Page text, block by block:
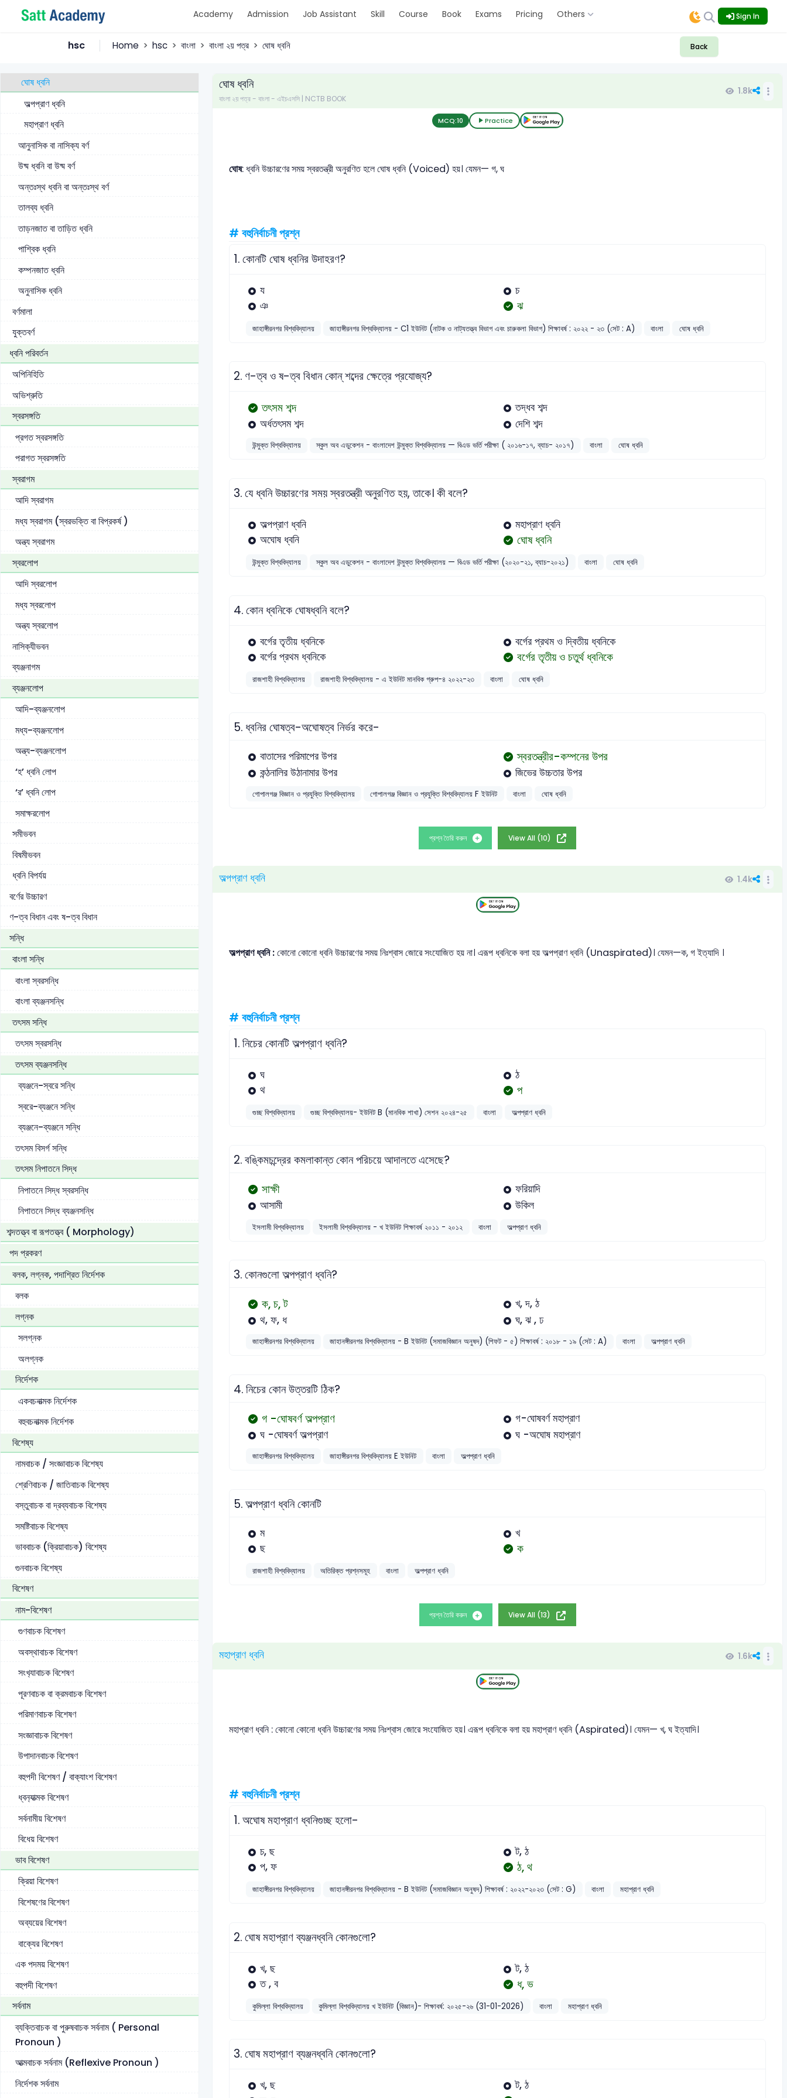
Academy Admission Job Assistant Skill Course Book Exams Pricing Others Sign In
hsc Home hsc বাংলা বাংলা ২য় পত্র ঘোষ ধ্বনি Back
ত – বর্গীয় ধ্বনি
ঘোষ ধ্বনি
অল্পপ্রাণ ধ্বনি
মহাপ্রাণ ধ্বনি
আনুনাসিক বা নাসিক্য বর্ণ
উষ্ম ধ্বনি বা উষ্ম বর্ণ
অন্তঃস্থ ধ্বনি বা অন্তঃস্থ বর্ণ
তালব্য ধ্বনি
তাড়নজাত বা তাড়িত ধ্বনি
পাশ্বিক ধ্বনি
কম্পনজাত ধ্বনি
অনুনাসিক ধ্বনি
বর্ণমালা
যুক্তবর্ণ
ধ্বনি পরিবর্তন
অপিনিহিতি
অভিশ্রুতি
স্বরসঙ্গতি
প্রগত স্বরসঙ্গতি
পরাগত স্বরসঙ্গতি
স্বরাগম
আদি স্বরাগম
মধ্য স্বরাগম (স্বরভক্তি বা বিপ্রকর্ষ )
অন্ত্য স্বরাগম
স্বরলোপ
আদি স্বরলোপ
মধ্য স্বরলোপ
অন্ত্য স্বরলোপ
নাসিক্যীভবন
ব্যঞ্জনাগম
ব্যঞ্জনলোপ
আদি-ব্যঞ্জনলোপ
মধ্য-ব্যঞ্জনলোপ
অন্ত্য-ব্যঞ্জনলোপ
‘হ’ ধ্বনি লোপ
‘র’ ধ্বনি লোপ
সমাক্ষরলোপ
সমীভবন
বিষমীভবন
ধ্বনি বিপর্যয়
বর্ণের উচ্চারণ
ণ-ত্ব বিধান এবং ষ-ত্ব বিধান
সন্ধি
বাংলা সন্ধি
বাংলা স্বরসন্ধি
বাংলা ব্যঞ্জনসন্ধি
তৎসম সন্ধি
তৎসম স্বরসন্ধি
তৎসম ব্যঞ্জনসন্ধি
ব্যঞ্জনে-স্বরে সন্ধি
স্বরে-ব্যঞ্জনে সন্ধি
ব্যঞ্জনে-ব্যঞ্জনে সন্ধি
তৎসম বিসর্গ সন্ধি
তৎসম নিপাতনে সিদ্ধ
নিপাতনে সিদ্ধ স্বরসন্ধি
নিপাতনে সিদ্ধ ব্যঞ্জনসন্ধি
শব্দতত্ত্ব বা রূপতত্ত্ব ( Morphology)
পদ প্রকরণ
বলক, লগ্নক, পদাশ্রিত নির্দেশক
বলক
লগ্নক
সলগ্নক
অলগ্নক
নির্দেশক
একবচনাত্মক নির্দেশক
বহুবচনাত্মক নির্দেশক
বিশেষ্য
নামবাচক / সংজ্ঞাবাচক বিশেষ্য
শ্রেণিবাচক / জাতিবাচক বিশেষ্য
বস্তুবাচক বা দ্রব্যবাচক বিশেষ্য
সমষ্টিবাচক বিশেষ্য
ভাববাচক (ক্রিয়াবাচক) বিশেষ্য
গুনবাচক বিশেষ্য
বিশেষণ
নাম-বিশেষণ
গুণবাচক বিশেষণ
অবস্থাবাচক বিশেষণ
সংখ‍্যাবাচক বিশেষণ
পূরণবাচক বা ক্রমবাচক বিশেষণ
পরিমাণবাচক বিশেষণ
সংজ্ঞাবাচক বিশেষণ
উপাদানবাচক বিশেষণ
বহুপদী বিশেষণ / বাক‍্যাংশ বিশেষণ
ধ্বন‍্যাত্মক বিশেষণ
সর্বনামীয় বিশেষণ
বিধেয় বিশেষণ
ভাব বিশেষণ
ক্রিয়া বিশেষণ
বিশেষণের বিশেষণ
অব্যয়ের বিশেষণ
বাক্যের বিশেষণ
এক পদময় বিশেষণ
বহুপদী বিশেষণ
সর্বনাম
ব্যক্তিবাচক বা পুরুষবাচক সর্বনাম ( Personal
Pronoun )
আত্মবাচক সর্বনাম (Reflexive Pronoun )
নির্দেশক সর্বনাম
ঘোষ ধ্বনি
বাংলা ২য় পত্র - বাংলা - এইচএসসি | NCTB BOOK
1.8k
MCQ:10 Practice
ঘোষ: ধ্বনি উচ্চারণের সময় স্বরতন্ত্রী অনুরণিত হলে ঘোষ ধ্বনি (Voiced) হয়। যেমন— গ, ঘ
# বহুনির্বাচনী প্রশ্ন
1.কোনটি ঘোষ ধ্বনির উদাহরণ?
য
চ
ঞ
ঝ
জাহাঙ্গীরনগর বিশ্ববিদ্যালয় জাহাঙ্গীরনগর বিশ্ববিদ্যালয় - C1 ইউনিট (নাটক ও নাট্যতত্ত্ব বিভাগ এবং চারুকলা বিভাগ) শিক্ষাবর্ষ : ২০২২ - ২৩ (সেট : A) বাংলা ঘোষ ধ্বনি
2. ণ-ত্ব ও ষ-ত্ব বিধান কোন্ শব্দের ক্ষেত্রে প্রযোজ্য?
তৎসম শব্দ
তদ্ধব শব্দ
অর্ধতৎসম শব্দ
দেশি শব্দ
উন্মুক্ত বিশ্ববিদ্যালয় স্কুল অব এডুকেশন - বাংলাদেশ উন্মুক্ত বিশ্ববিদ্যালয় — বিএড ভর্তি পরীক্ষা ( ২০১৬-১৭, ব্যাচ- ২০১৭) বাংলা ঘোষ ধ্বনি
3.যে ধ্বনি উচ্চারণের সময় স্বরতন্ত্রী অনুরণিত হয়, তাকে। কী বলে?
অল্পপ্রাণ ধ্বনি
মহাপ্রাণ ধ্বনি
অঘোষ ধ্বনি
ঘোষ ধ্বনি
উন্মুক্ত বিশ্ববিদ্যালয় স্কুল অব এডুকেশন - বাংলাদেশ উন্মুক্ত বিশ্ববিদ্যালয় — বিএড ভর্তি পরীক্ষা (২০২০-২১, ব্যাচ-২০২১) বাংলা ঘোষ ধ্বনি
4.কোন ধ্বনিকে ঘোষধ্বনি বলে?
বর্গের তৃতীয় ধ্বনিকে
বর্গের প্রথম ও দ্বিতীয় ধ্বনিকে
বর্গের প্রথম ধ্বনিকে
বর্গের তৃতীয় ও চতুর্থ ধ্বনিকে
রাজশাহী বিশ্ববিদ্যালয় রাজশাহী বিশ্ববিদ্যালয় - এ ইউনিট মানবিক গ্রুপ-৪ ২০২২-২৩ বাংলা ঘোষ ধ্বনি
5. ধ্বনির ঘোষত্ব-অঘোষত্ব নির্ভর করে-
বাতাসের পরিমাপের উপর স্বরতন্ত্রীর-কম্পনের উপর
কন্ঠনালির উঠানামার উপর জিভের উচ্চতার উপর
গোপালগঞ্জ বিজ্ঞান ও প্রযুক্তি বিশ্ববিদ্যালয় গোপালগঞ্জ বিজ্ঞান ও প্রযুক্তি বিশ্ববিদ্যালয় F ইউনিট বাংলা ঘোষ ধ্বনি
প্রশ্ন তৈরি করুন View All (10)
অল্পপ্রাণ ধ্বনি 1.4k
অল্পপ্রাণ ধ্বনি :কোনো কোনো ধ্বনি উচ্চারণের সময় নিঃশ্বাস জোরে সংযোজিত হয় না। এরূপ ধ্বনিকে বলা হয় অল্পপ্রাণ ধ্বনি (Unaspirated)। যেমন—ক, গ ইত্যাদি ।
# বহুনির্বাচনী প্রশ্ন
1.নিচের কোনটি অল্পপ্রাণ ধ্বনি?
ঘ
ঠ
থ
প
গুচ্ছ বিশ্ববিদ্যালয় গুচ্ছ বিশ্ববিদ্যালয়- ইউনিট B (মানবিক শাখা) সেশন ২০২৪-২৫ বাংলা অল্পপ্রাণ ধ্বনি
2.বঙ্কিমচন্দ্রের কমলাকান্ত কোন পরিচয়ে আদালতে এসেছে?
সাক্ষী
ফরিয়াদি
আসামী
উকিল
ইসলামী বিশ্ববিদ্যালয় ইসলামী বিশ্ববিদ্যালয় - খ ইউনিট শিক্ষাবর্ষ ২০১১ - ২০১২ বাংলা অল্পপ্রাণ ধ্বনি
3.কোনগুলো অল্পপ্রাণ ধ্বনি?
ক, চ, ট
খ, দ, ঠ
থ, ফ, ধ
ঘ, ঝ , ঢ
জাহাঙ্গীরনগর বিশ্ববিদ্যালয় জাহানঙ্গীরনগর বিশ্ববিদ্যালয় - B ইউনিট (সমাজবিজ্ঞান অনুষদ) (শিফট - ৫) শিক্ষাবর্ষ : ২০১৮ - ১৯ (সেট : A) বাংলা অল্পপ্রাণ ধ্বনি
4.নিচের কোন উত্তরটি ঠিক?
গ -ঘোষবর্ণ অল্পপ্রাণ
গ-ঘোষবর্ণ মহাপ্রাণ
ঘ -ঘোষবর্ণ অল্পপ্রাণ
ঘ -অঘোষ মহাপ্রাণ
জাহাঙ্গীরনগর বিশ্ববিদ্যালয় জাহাঙ্গীরনগর বিশ্ববিদ্যালয় E ইউনিট বাংলা অল্পপ্রাণ ধ্বনি
5.অল্পপ্রাণ ধ্বনি কোনটি
ম
খ
ছ
ক
রাজশাহী বিশ্ববিদ্যালয় অতিরিক্ত প্রশ্নসমূহ বাংলা অল্পপ্রাণ ধ্বনি
প্রশ্ন তৈরি করুন View All (13)
মহাপ্রাণ ধ্বনি 1.6k
মহাপ্রাণ ধ্বনি : কোনো কোনো ধ্বনি উচ্চারণের সময় নিঃশ্বাস জোরে সংযোজিত হয়। এরূপ ধ্বনিকে বলা হয় মহাপ্রাণ ধ্বনি (Aspirated)। যেমন— খ, ঘ ইত্যাদি।
# বহুনির্বাচনী প্রশ্ন
1.অঘোষ মহাপ্রাণ ধ্বনিগুচ্ছ হলো-
চ, ছ
ট, ঠ
প, ফ
ঠ, থ
জাহাঙ্গীরনগর বিশ্ববিদ্যালয় জাহানঙ্গীরনগর বিশ্ববিদ্যালয় - B ইউনিট (সমাজবিজ্ঞান অনুষদ) শিক্ষাবর্ষ : ২০২২-২০২৩ (সেট : G) বাংলা মহাপ্রাণ ধ্বনি
2.ঘোষ মহাপ্রাণ ব্যঞ্জনধ্বনি কোনগুলো?
খ, ছ
ট, ঠ
ত , ব
ধ, ভ
কুমিল্লা বিশ্ববিদ্যালয় কুমিল্লা বিশ্ববিদ্যালয় খ ইউনিট (বিজ্ঞান)- শিক্ষাবর্ষ: ২০২৫-২৬ (31-01-2026) বাংলা মহাপ্রাণ ধ্বনি
3.ঘোষ মহাপ্রাণ ব্যঞ্জনধ্বনি কোনগুলো?
খ, ছ
ট, ঠ